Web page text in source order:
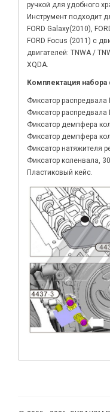
ручкой для удобного
Инструмент подходит
FORD Galaxy(2010),
FORD Focus (2011) с
двигателей: TNWA /
XQDA.
Комплектация набора
Фиксатор распредвала
Фиксатор распредвала
Фиксатор демпфера
Фиксатор демпфера
Фиксатор натяжителя
Фиксатор коленвала,
Пластиковый кейс.